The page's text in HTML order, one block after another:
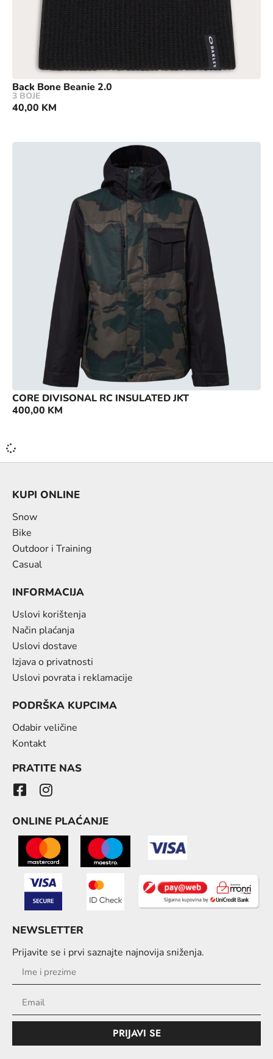
Back Bone Beanie 2.0
3 BOJE
40,00 KM
CORE DIVISONAL RC INSULATED JKT
400,00 KM
KUPI ONLINE
Snow
Bike
Outdoor i Training
Casual
INFORMACIJA
Uslovi korištenja
Način plaćanja
Uslovi dostave
Izjava o privatnosti
Uslovi povrata i reklamacije
PODRŠKA KUPCIMA
Odabir veličine
Kontakt
PRATITE NAS
ONLINE PLAĆANJE
NEWSLETTER
Prijavite se i prvi saznajte najnovija sniženja.
PRIJAVI SE